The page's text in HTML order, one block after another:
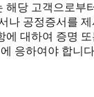
당 고객으로부
나 공정증서를
에 대하여 증명
응하여야 합니